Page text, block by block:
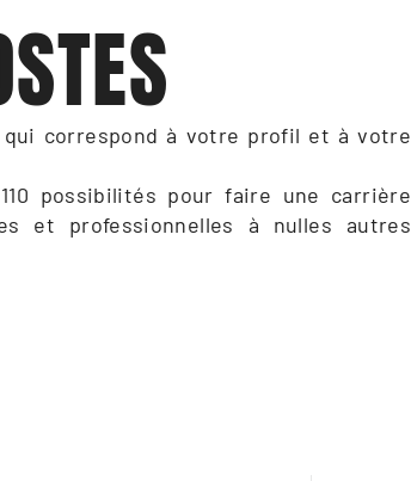
correspond à votre profil et à votre
possibilités pour faire une carrière
et professionnelles à nulles autres